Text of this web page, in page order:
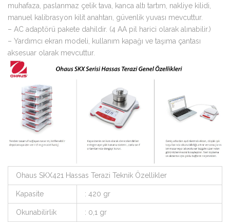
muhafaza, paslanmaz çelik tava, kanca altı tartım, nakliye kilidi,
manuel kalibrasyon kilit anahtarı, güvenlik yuvası mevcuttur.
– AC adaptörü pakete dahildir. (4 AA pil harici olarak alınabilir.)
– Yardımcı ekran modeli, kullanım kapağı ve taşıma çantası
aksesuar olarak mevcuttur.
Ohaus SKX421 Hassas Terazi Teknik Özellikler
Kapasite : 420 gr
Okunabilirlik : 0,1 gr